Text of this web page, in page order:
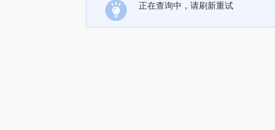
正在查询中，请刷新重试